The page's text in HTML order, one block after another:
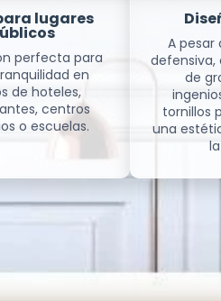
lugares
perfecta para
en
de hoteles,
centros
o escuelas.
A pesar
defensiva,
de
tornillos
una